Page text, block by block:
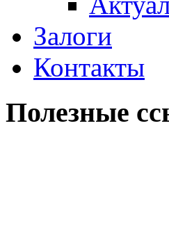
Залоги
Контакты
Полезные